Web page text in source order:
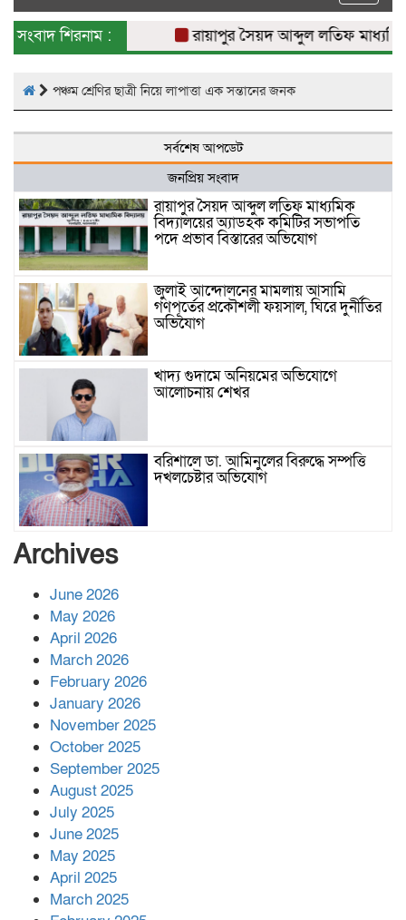
সংবাদ শিরনাম :
রায়াপুর সৈয়দ আব্দুল লতিফ মাধ্যমিক
পঞ্চম শ্রেণির ছাত্রী নিয়ে লাপাত্তা এক সন্তানের জনক
সর্বশেষ আপডেট
জনপ্রিয় সংবাদ
রায়াপুর সৈয়দ আব্দুল লতিফ মাধ্যমিক
বিদ্যালয়ের অ্যাডহক কমিটির সভাপতি
পদে প্রভাব বিস্তারের অভিযোগ
জুলাই আন্দোলনের মামলায় আসামি
গণপূর্তের প্রকৌশলী ফয়সাল, ঘিরে দুর্নীতির
অভিযোগ
খাদ্য গুদামে অনিয়মের অভিযোগে
আলোচনায় শেখর
বরিশালে ডা. আমিনুলের বিরুদ্ধে সম্পত্তি
দখলচেষ্টার অভিযোগ
নলছিটিতে শ্রমিকদলের অবৈধ কমিটি
প্রকাশের অভিযোগ
Archives
June 2026
May 2026
April 2026
March 2026
February 2026
January 2026
November 2025
October 2025
September 2025
August 2025
July 2025
June 2025
May 2025
April 2025
March 2025